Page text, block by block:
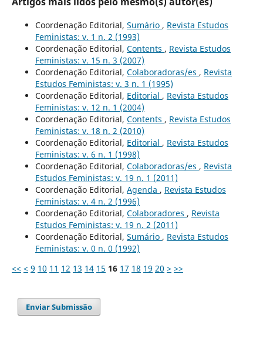
Coordenação Editorial, Sumário , Revista Estudos
Feministas: v. 1 n. 2 (1993)
Coordenação Editorial, Contents , Revista Estudos
Feministas: v. 15 n. 3 (2007)
Coordenação Editorial, Colaboradoras/es , Revista
Estudos Feministas: v. 3 n. 1 (1995)
Coordenação Editorial, Editorial , Revista Estudos
Feministas: v. 12 n. 1 (2004)
Coordenação Editorial, Contents , Revista Estudos
Feministas: v. 18 n. 2 (2010)
Coordenação Editorial, Editorial , Revista Estudos
Feministas: v. 6 n. 1 (1998)
Coordenação Editorial, Colaboradoras/es , Revista
Estudos Feministas: v. 19 n. 1 (2011)
Coordenação Editorial, Agenda , Revista Estudos
Feministas: v. 4 n. 2 (1996)
Coordenação Editorial, Colaboradores , Revista
Estudos Feministas: v. 19 n. 2 (2011)
Coordenação Editorial, Sumário , Revista Estudos
Feministas: v. 0 n. 0 (1992)
<< < 9 10 11 12 13 14 15 16 17 18 19 20 > >>
Enviar Submissão